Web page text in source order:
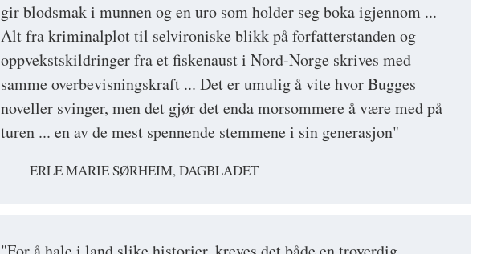
gir blodsmak i munnen og en uro som holder seg boka igjennom ...
Alt fra kriminalplot til selvironiske blikk på forfatterstanden og
oppvekstskildringer fra et fiskenaust i Nord-Norge skrives med
samme overbevisningskraft ... Det er umulig å vite hvor Bugges
noveller svinger, men det gjør det enda morsommere å være med på
turen ... en av de mest spennende stemmene i sin generasjon"
ERLE MARIE SØRHEIM, DAGBLADET